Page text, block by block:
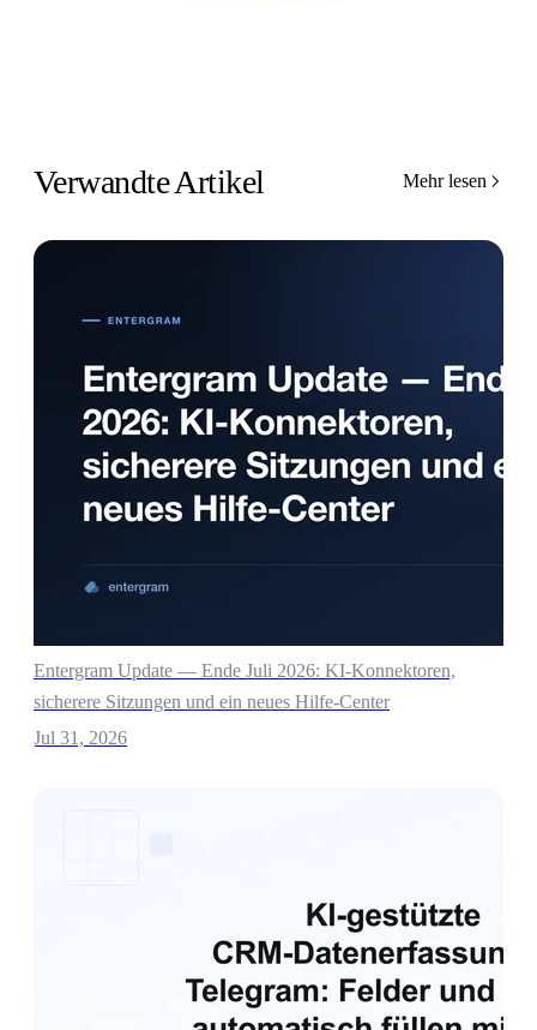
Verwandte Artikel Mehr lesen
Entergram Update — Ende Juli 2026: KI-Konnektoren,
sicherere Sitzungen und ein neues Hilfe-Center
Jul 31, 2026